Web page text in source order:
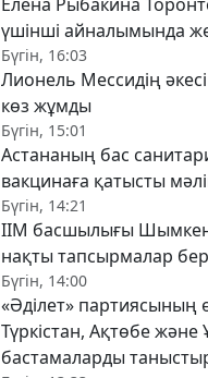
үшінші айналымында
Бүгін, 16:03
Лионель Мессидің
көз жұмды
Бүгін, 15:01
Астананың бас
вакцинаға қатысты
Бүгін, 14:21
ІІМ басшылығы
нақты тапсырмалар
Бүгін, 14:00
«Әділет» партиясының
Түркістан, Ақтөбе
бастамаларды